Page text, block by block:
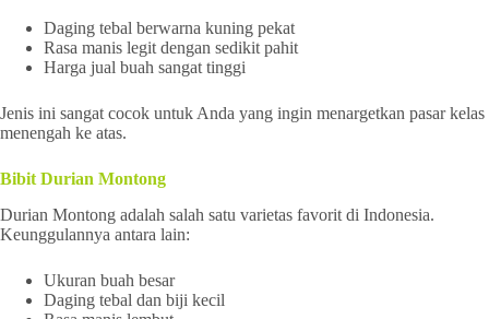
Daging tebal berwarna kuning pekat
Rasa manis legit dengan sedikit pahit
Harga jual buah sangat tinggi
Jenis ini sangat cocok untuk Anda yang ingin menargetkan pasar kelas
menengah ke atas.
Bibit Durian Montong
Durian Montong adalah salah satu varietas favorit di Indonesia.
Keunggulannya antara lain:
Ukuran buah besar
Daging tebal dan biji kecil